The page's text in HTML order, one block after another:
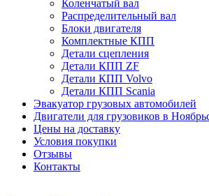
Коленчатый вал
Распределительный вал
Блоки двигателя
Комплектные КПП
Детали сцепления
Детали КПП ZF
Детали КПП Volvo
Детали КПП Scania
Эвакуатор грузовых автомобилей
Двигатели для грузовиков в
Цены на доставку
Условия покупки
Отзывы
Контакты